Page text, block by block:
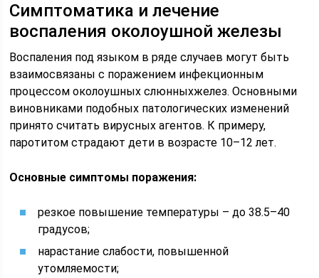
Симптоматика и лечение
воспаления околоушной железы
Воспаления под языком в ряде случаев могут быть
взаимосвязаны с поражением инфекционным
процессом околоушных слюнныхжелез. Основными
виновниками подобных патологических изменений
принято считать вирусных агентов. К примеру,
паротитом страдают дети в возрасте 10–12 лет.
Основные симптомы поражения:
резкое повышение температуры – до 38.5–40
градусов;
нарастание слабости, повышенной
утомляемости;